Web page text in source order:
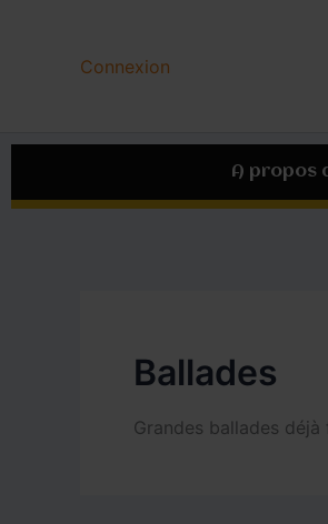
Connexion
A propos
Ballades
Grandes ballades déjà